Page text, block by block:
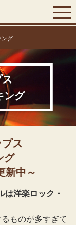
ング
ング
ス
グ
新中～
洋楽ロック・
ものが多すぎて